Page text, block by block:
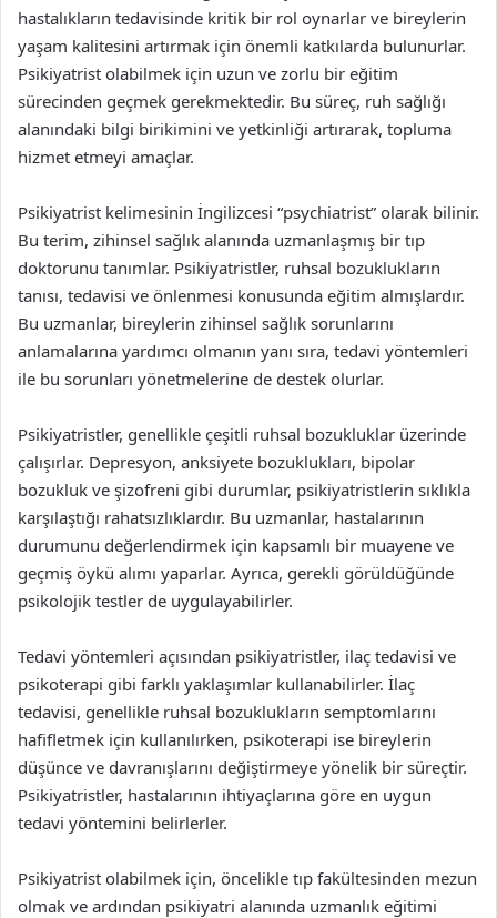
hastalıkların tedavisinde kritik bir rol oynarlar ve bireylerin
yaşam kalitesini artırmak için önemli katkılarda bulunurlar.
Psikiyatrist olabilmek için uzun ve zorlu bir eğitim
sürecinden geçmek gerekmektedir. Bu süreç, ruh sağlığı
alanındaki bilgi birikimini ve yetkinliği artırarak, topluma
hizmet etmeyi amaçlar.
Psikiyatrist kelimesinin İngilizcesi “psychiatrist” olarak bilinir.
Bu terim, zihinsel sağlık alanında uzmanlaşmış bir tıp
doktorunu tanımlar. Psikiyatristler, ruhsal bozuklukların
tanısı, tedavisi ve önlenmesi konusunda eğitim almışlardır.
Bu uzmanlar, bireylerin zihinsel sağlık sorunlarını
anlamalarına yardımcı olmanın yanı sıra, tedavi yöntemleri
ile bu sorunları yönetmelerine de destek olurlar.
Psikiyatristler, genellikle çeşitli ruhsal bozukluklar üzerinde
çalışırlar. Depresyon, anksiyete bozuklukları, bipolar
bozukluk ve şizofreni gibi durumlar, psikiyatristlerin sıklıkla
karşılaştığı rahatsızlıklardır. Bu uzmanlar, hastalarının
durumunu değerlendirmek için kapsamlı bir muayene ve
geçmiş öykü alımı yaparlar. Ayrıca, gerekli görüldüğünde
psikolojik testler de uygulayabilirler.
Tedavi yöntemleri açısından psikiyatristler, ilaç tedavisi ve
psikoterapi gibi farklı yaklaşımlar kullanabilirler. İlaç
tedavisi, genellikle ruhsal bozuklukların semptomlarını
hafifletmek için kullanılırken, psikoterapi ise bireylerin
düşünce ve davranışlarını değiştirmeye yönelik bir süreçtir.
Psikiyatristler, hastalarının ihtiyaçlarına göre en uygun
tedavi yöntemini belirlerler.
Psikiyatrist olabilmek için, öncelikle tıp fakültesinden mezun
olmak ve ardından psikiyatri alanında uzmanlık eğitimi